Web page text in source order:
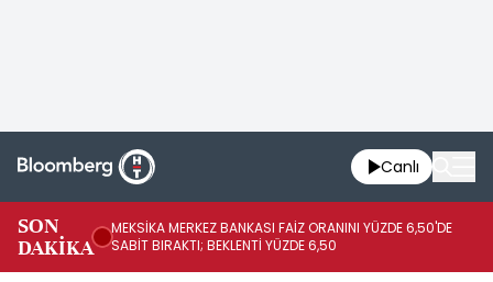
Canlı
SON
DAKİKA
MEKSİKA MERKEZ BANKASI FAİZ ORANINI YÜZDE 6,50'DE
SABİT BIRAKTI; BEKLENTİ YÜZDE 6,50